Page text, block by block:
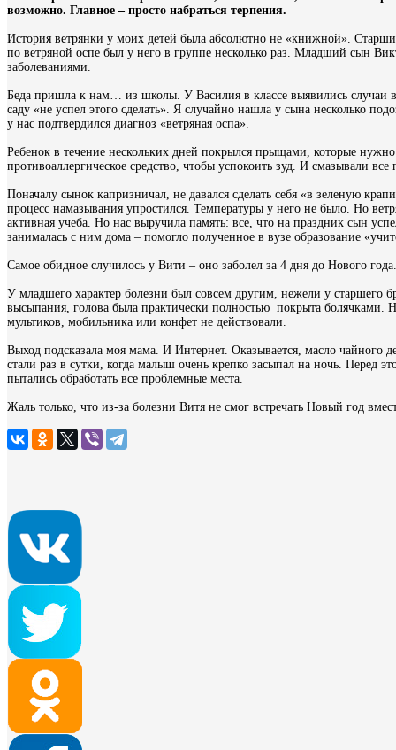
возможно. Главное – просто набраться терпения.
История ветрянки у моих детей была абсолютно не «книжной».
по ветряной оспе был у него в группе несколько раз. Младший сын
заболеваниями.
Беда пришла к нам… из школы. У Василия в классе выявились случаи
саду «не успел этого сделать». Я случайно нашла у сына несколько
у нас подтвердился диагноз «ветряная оспа».
Ребенок в течение нескольких дней покрылся прыщами, которые
противоаллергическое средство, чтобы успокоить зуд. И смазывали
Поначалу сынок капризничал, не давался сделать себя «в зеленую
процесс намазывания упростился. Температуры у него не было. Но
активная учеба. Но нас выручила память: все, что на праздник сын
занималась с ним дома – помогло полученное в вузе образование
Самое обидное случилось у Вити – оно заболел за 4 дня до Нового
У младшего характер болезни был совсем другим, нежели у старшего
высыпания, голова была практически полностью покрыта болячками.
мультиков, мобильника или конфет не действовали.
Выход подсказала моя мама. И Интернет. Оказывается, масло чайного
стали раз в сутки, когда малыш очень крепко засыпал на ночь. Перед
пытались обработать все проблемные места.
Жаль только, что из-за болезни Витя не смог встречать Новый год